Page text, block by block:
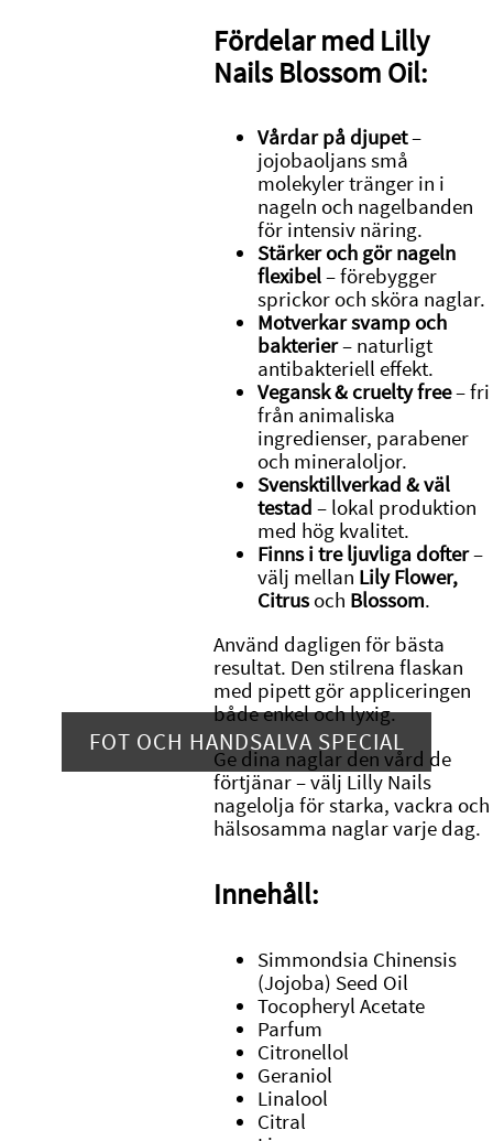
Fördelar med Lilly
Nails Blossom Oil:
Vårdar på djupet–
jojobaoljans små
molekyler tränger in i
nageln och nagelbanden
för intensiv näring.
Stärker och gör nageln
flexibel– förebygger
sprickor och sköra naglar.
Motverkar svamp och
bakterier– naturligt
antibakteriell effekt.
Vegansk & cruelty free– fri
från animaliska
ingredienser, parabener
och mineraloljor.
Svensktillverkad & väl
testad – lokal produktion
med hög kvalitet.
Finns i tre ljuvliga dofter–
välj mellan Lily Flower,
Citrusoch Blossom.
Använd dagligen för bästa
resultat. Den stilrena flaskan
med pipett gör appliceringen
både enkel och lyxig.
Ge dina naglar den vård de
förtjänar – välj Lilly Nails
nagelolja för starka, vackra och
hälsosamma naglar varje dag.
Innehåll:
Simmondsia Chinensis
(Jojoba) Seed Oil
Tocopheryl Acetate
Parfum
Citronellol
Geraniol
Linalool
Citral
FOT OCH HANDSALVA SPECIAL